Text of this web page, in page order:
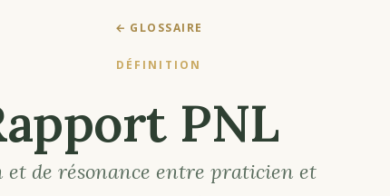
← GLOSSAIRE
DÉFINITION
PNL
de résonance entre praticien et